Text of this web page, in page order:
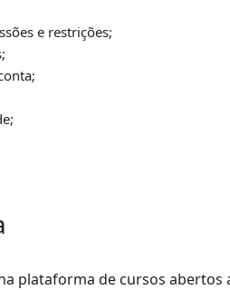
e restrições;
plataforma de cursos